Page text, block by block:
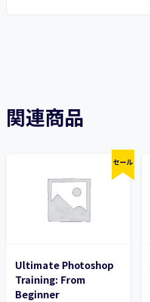
関連商品
セール
Ultimate Photoshop
Training: From
Beginner